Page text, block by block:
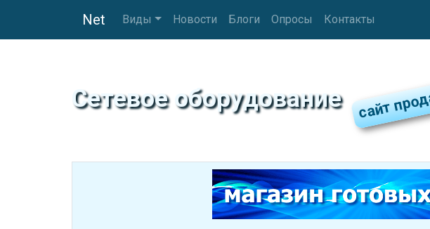
Net Виды Новости Блоги Опросы Контакты
Сетевое оборудование